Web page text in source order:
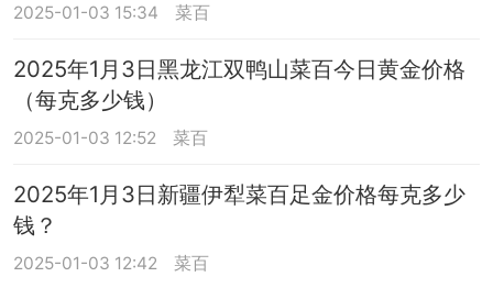
2025-01-03 15:34 菜百
2025年1月3日黑龙江双鸭山菜百今日黄金价格
（每克多少钱）
2025-01-03 12:52 菜百
2025年1月3日新疆伊犁菜百足金价格每克多少
钱？
2025-01-03 12:42 菜百